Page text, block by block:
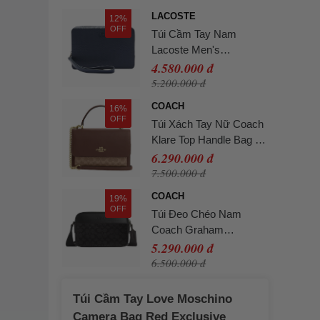
12%
OFF
LACOSTE
Túi Cầm Tay Nam
Lacoste Men's
Chantaco Piqué Bag
NH2922 - 021 Màu Xanh
4.580.000 đ
5.200.000 đ
16%
OFF
COACH
Túi Xách Tay Nữ Coach
Klare Top Handle Bag In
Signature Canvas
Tan/Brown Màu Nâu
6.290.000 đ
7.500.000 đ
19%
OFF
COACH
Túi Đeo Chéo Nam
Coach Graham
Crossbody Bag In
Signature Canvas
5.290.000 đ
6.500.000 đ
Túi Cầm Tay Love Moschino
Camera Bag Red Exclusive